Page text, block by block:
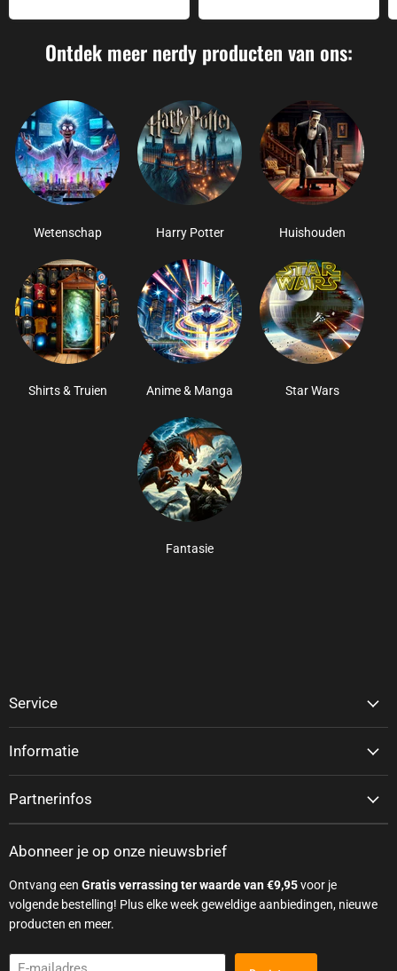
Ontdek meer nerdy producten van ons:
Wetenschap Harry Potter Huishouden
Shirts & Truien Anime & Manga Star Wars
Fantasie
Service
Informatie
Partnerinfos
Abonneer je op onze nieuwsbrief
Ontvang een Gratis verrassing ter waarde van €9,95voor je
volgende bestelling! Plus elke week geweldige aanbiedingen, nieuwe
producten en meer.
E-mailadres